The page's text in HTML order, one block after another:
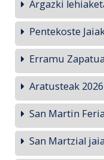
Argazki
Pentekoste
Erramu
Aratusteak 2026
San Martin
San Martzial